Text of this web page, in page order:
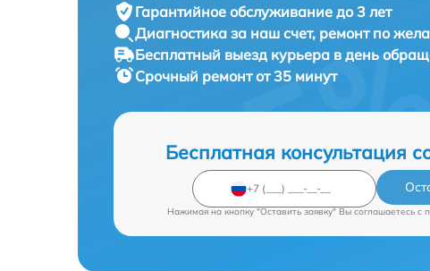
Гарантийное обслуживание до 3 лет
Диагностика за наш счет, ремонт по
Бесплатный выезд курьера в день
Срочный ремонтот 35 минут
Бесплатная консультация
Нажимая на кнопку "Оставить заявку" Вы соглашаетесь c